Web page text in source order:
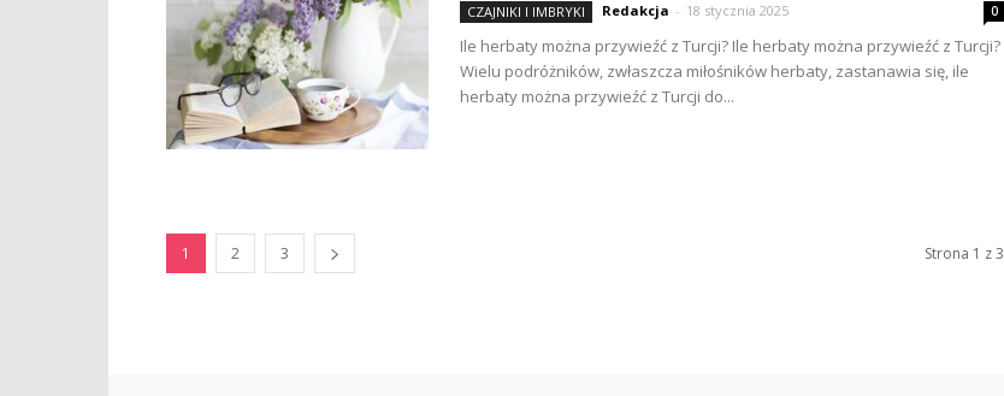
CZAJNIKI I IMBRYKI Redakcja - 18 stycznia 2025 0
Ile herbaty można przywieźć z Turcji? Ile herbaty można przywieźć z Turcji?
Wielu podróżników, zwłaszcza miłośników herbaty, zastanawia się, ile
herbaty można przywieźć z Turcji do...
1 2 3 Strona 1 z 3